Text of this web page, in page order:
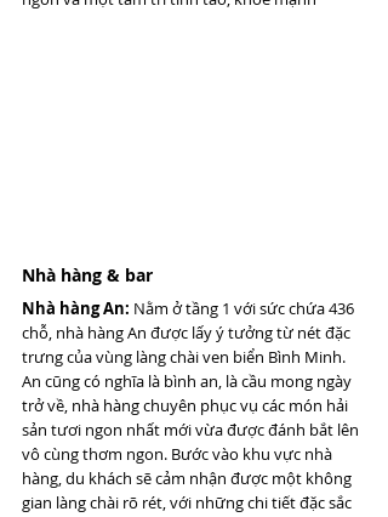
Nhà hàng & bar
Nhà hàng An: Nằm ở tầng 1 với sức chứa 436
chỗ, nhà hàng An được lấy ý tưởng từ nét đặc
trưng của vùng làng chài ven biển Bình Minh.
An cũng có nghĩa là bình an, là cầu mong ngày
trở về, nhà hàng chuyên phục vụ các món hải
sản tươi ngon nhất mới vừa được đánh bắt lên
vô cùng thơm ngon. Bước vào khu vực nhà
hàng, du khách sẽ cảm nhận được một không
gian làng chài rõ rét, với những chi tiết đặc sắc